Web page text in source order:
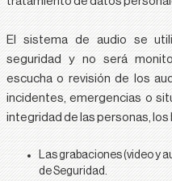
El sistema de audio se
seguridad y no será
escucha o revisión de los
incidentes, emergencias o
integridad de las personas,
Las grabaciones (video y
de Seguridad.